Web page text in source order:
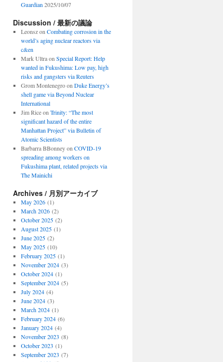
Guardian 2025/10/07
Discussion / 最新の議論
Leonszon Combating corrosion in the
world’s aging nuclear reactors via
c&en
Mark Ultraon Special Report: Help
wanted in Fukushima: Low pay, high
risks and gangsters via Reuters
Grom Montenegroon Duke Energy’s
shell game via Beyond Nuclear
International
Jim Riceon Trinity: “The most
significant hazard of the entire
Manhattan Project” via Bulletin of
Atomic Scientists
Barbarra BBonneyon COVID-19
spreading among workers on
Fukushima plant, related projects via
The Mainichi
Archives / 月別アーカイブ
May 2026(1)
March 2026(2)
October 2025(2)
August 2025(1)
June 2025(2)
May 2025(10)
February 2025(1)
November 2024(3)
October 2024(1)
September 2024(5)
July 2024(4)
June 2024(3)
March 2024(1)
February 2024(6)
January 2024(4)
November 2023 (8)
October 2023 (1)
September 2023 (7)